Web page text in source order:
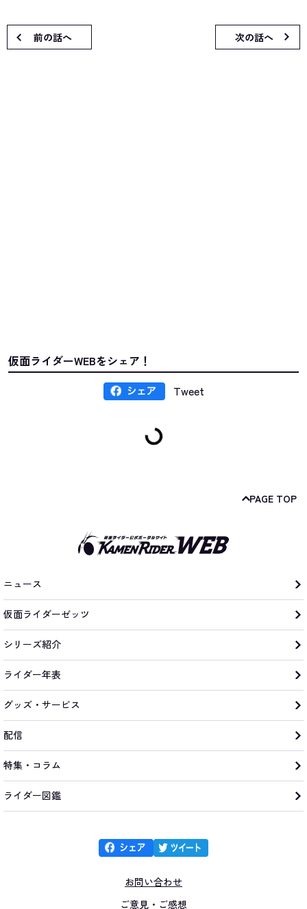
前の話へ 次の話へ
仮面ライダーWEBをシェア！
Tweet
PAGE TOP
ニュース
仮面ライダーゼッツ
シリーズ紹介
ライダー年表
グッズ・サービス
配信
特集・コラム
ライダー図鑑
お問い合わせ
ご意見・ご感想